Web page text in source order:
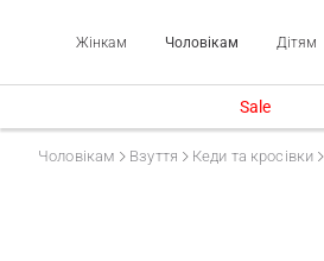
Жінкам Чоловікам Дітям
Sale
Чоловікам Взуття Кеди та кросівки